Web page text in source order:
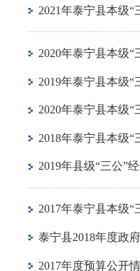
2021年泰宁县本级
2020年泰宁县本级
2019年泰宁县本级
2020年泰宁县本级
2018年泰宁县本级
2019年县级“三公”
2017年泰宁县本级
泰宁县2018年度政
2017年度预算公开